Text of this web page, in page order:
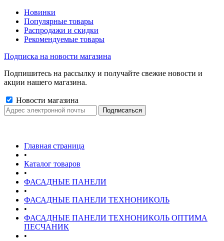
Новинки
Популярные товары
Распродажи и скидки
Рекомендуемые товары
Подписка на новости магазина
Подпишитесь на рассылку и получайте свежие новости и
акции нашего магазина.
Новости магазина
Главная страница
•
Каталог товаров
•
ФАСАДНЫЕ ПАНЕЛИ
•
ФАСАДНЫЕ ПАНЕЛИ ТЕХНОНИКОЛЬ
•
ФАСАДНЫЕ ПАНЕЛИ ТЕХНОНИКОЛЬ ОПТИМА
ПЕСЧАНИК
•